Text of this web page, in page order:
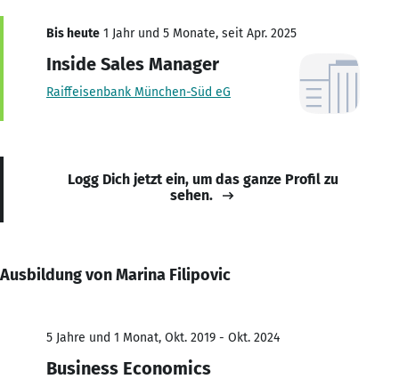
Bis heute 1 Jahr und 5 Monate, seit Apr. 2025
Inside Sales Manager
Raiffeisenbank München-Süd eG
Logg Dich jetzt ein, um das ganze Profil zu
sehen.
Ausbildung von Marina Filipovic
5 Jahre und 1 Monat, Okt. 2019 - Okt. 2024
Business Economics